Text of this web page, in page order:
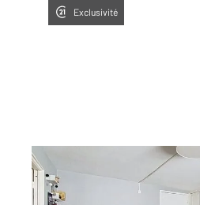
Exclusivité
26 m
Ref : 31791